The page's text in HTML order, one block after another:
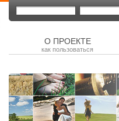
О ПРОЕКТЕ
как пользоваться